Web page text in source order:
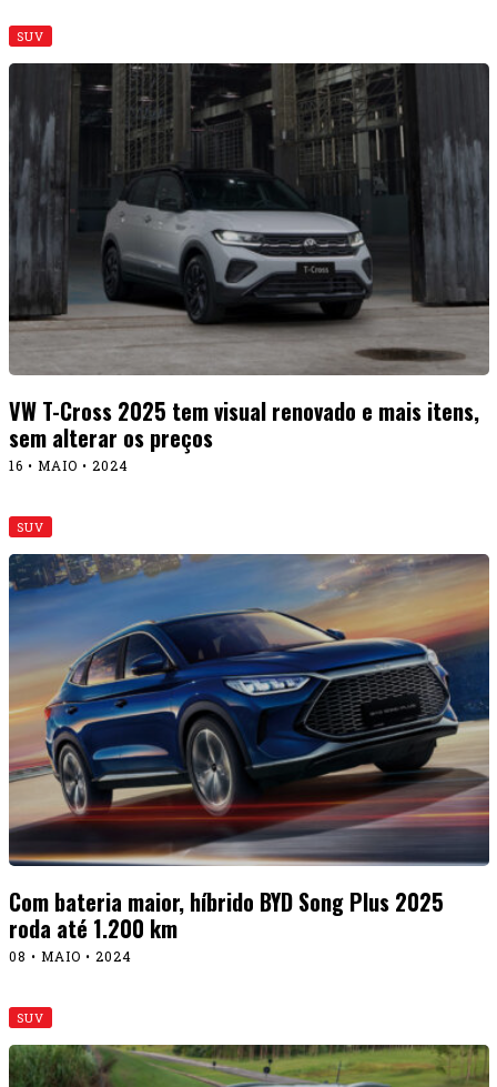
SUV
VW T-Cross 2025 tem visual renovado e mais itens,
sem alterar os preços
16 • MAIO • 2024
SUV
Com bateria maior, híbrido BYD Song Plus 2025
roda até 1.200 km
08 • MAIO • 2024
SUV